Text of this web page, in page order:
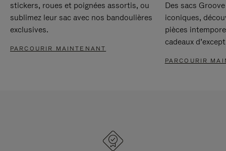
stickers, roues et poignées assortis, ou
sublimez leur sac avec nos bandoulières
exclusives.
PARCOURIR MAINTENANT
Des sacs
iconiques,
pièces
cadeaux
PARCOURIR